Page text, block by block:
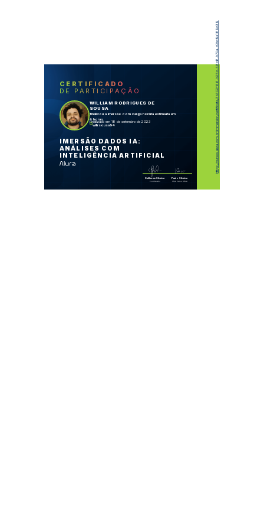
CERTIFICADO
DE PARTICIPAÇÃO
WILLIAM RODRIGUES DE
SOUSA
finalizou a imersão com carga horária estimada em
4 horas.
Finalizado em 18 de setembro de 2023
willrsousa94
IMERSÃO DADOS IA:
ANÁLISES COM
INTELIGÊNCIA ARTIFICIAL
Guilherme Silveira
Coordenador
Paulo Silveira
Chief Vision Officer
https://cursos.alura.com.br/immersion/certificate/3b302f66-b25c-48c8-b70a-c0bc9a189c39